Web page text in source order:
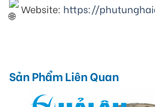
Website: https://
Sản Phẩm Liên Quan